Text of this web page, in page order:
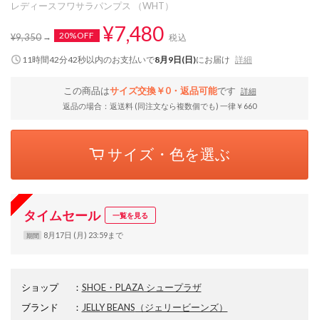
レディースフワサラパンプス （WHT）
¥9,350 20%OFF ¥7,480 税込
11時間42分41秒以内のお支払いで8月9日(日)にお届け 詳細
この商品はサイズ交換￥0・返品可能です
詳細
返品の場合：返送料 (同注文なら複数個でも) 一律￥660
サイズ・色を選ぶ
タイムセール 一覧を見る
期間 8月17日 (月) 23:59まで
ショップ ： SHOE・PLAZA シュープラザ
ブランド
： JELLY BEANS （ジェリービーンズ）